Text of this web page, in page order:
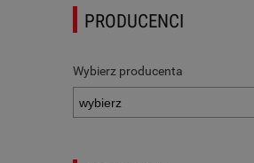
PRODUCENCI
Wybierz producenta